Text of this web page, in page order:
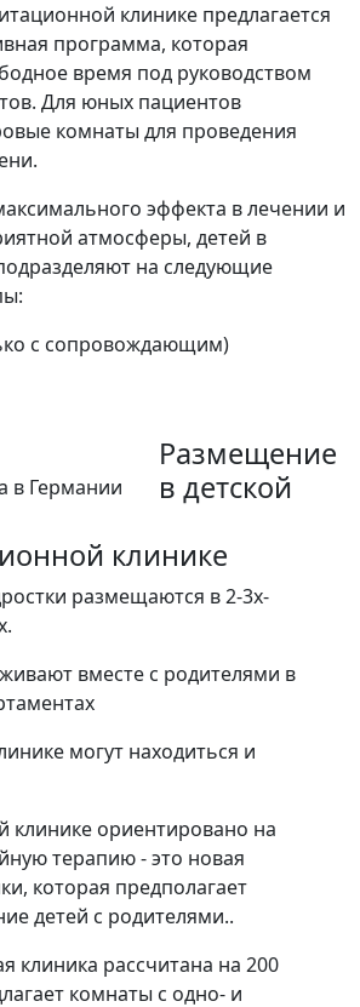
клинике предлагается
программа, которая
время под руководством
Для юных пациентов
комнаты для проведения
эффекта в лечении и
атмосферы, детей в
на следующие
с сопровождающим)
Размещение
в детской
клинике
размещаются в 2-3х-
вместе с родителями в
могут находиться и
клинике ориентировано на
терапию - это новая
которая предполагает
детей с родителями..
клиника рассчитана на 200
комнаты с одно- и